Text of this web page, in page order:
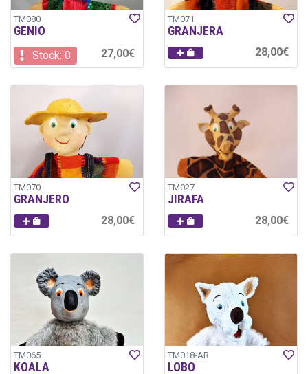
TM080
GENIO
Stock: 0 27,00€
TM071
GRANJERA
28,00€
TM070
GRANJERO
28,00€
TM027
JIRAFA
28,00€
TM065
KOALA
TM018-AR
LOBO